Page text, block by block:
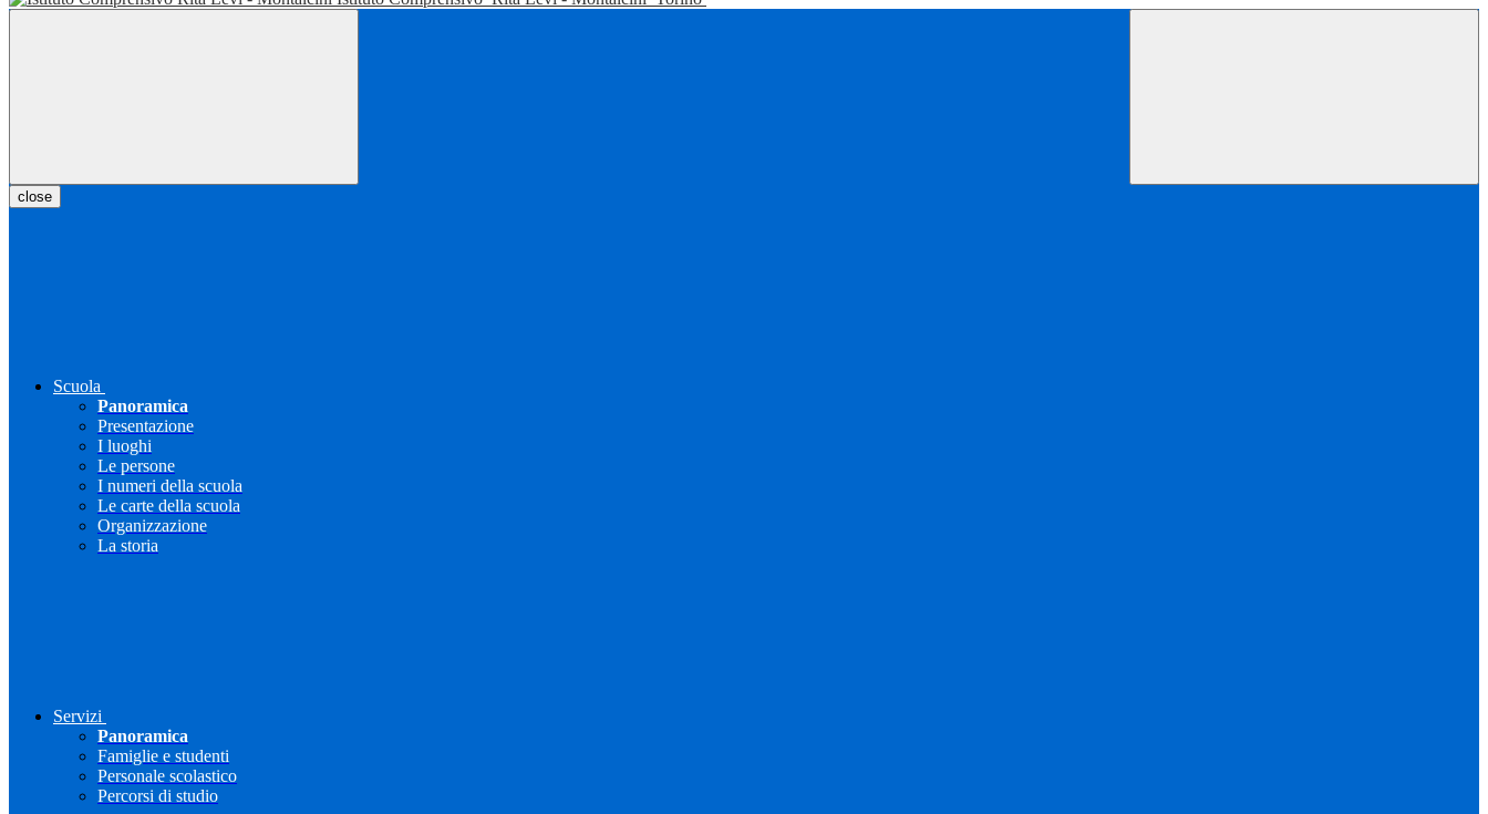
close
Scuola
Panoramica
Presentazione
I luoghi
Le persone
I numeri della scuola
Le carte della scuola
Organizzazione
La storia
Servizi
Panoramica
Famiglie e studenti
Personale scolastico
Percorsi di studio